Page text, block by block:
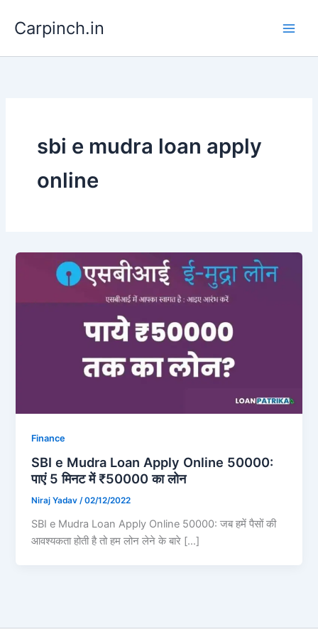
Carpinch.in
sbi e mudra loan apply
online
Finance
SBI e Mudra Loan Apply Online 50000:
पाएं 5 मिनट में ₹50000 का लोन
Niraj Yadav/02/12/2022
SBI e Mudra Loan Apply Online 50000: जब हमें पैसों की
आवश्यकता होती है तो हम लोन लेने के बारे […]